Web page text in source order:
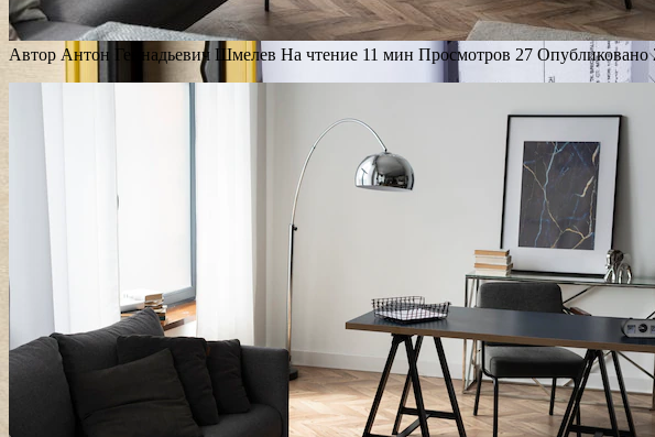
Автор Антон Геннадьевич Шмелев На чтение 11 мин Просмотров 27 Опубликовано